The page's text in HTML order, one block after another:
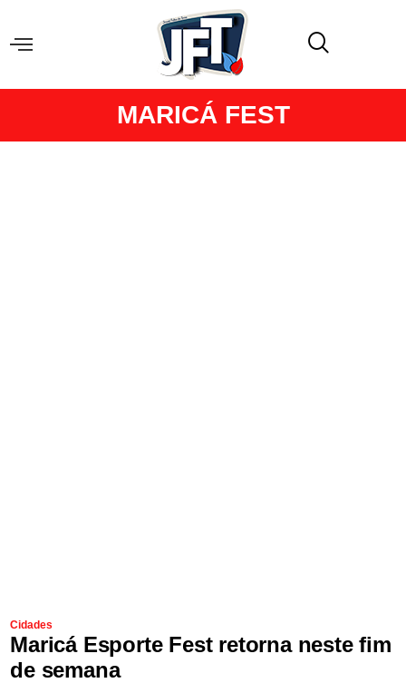
MARICÁ FEST
Cidades
Maricá Esporte Fest retorna neste fim
de semana